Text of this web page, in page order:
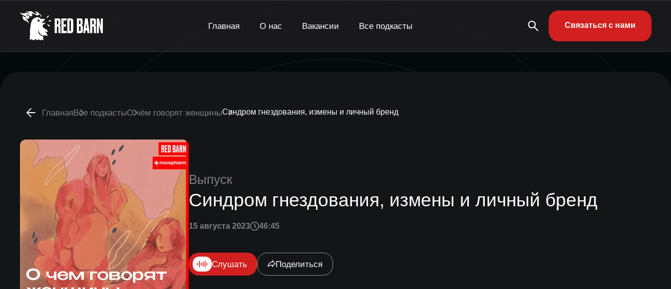
Главная О нас Вакансии Все подкасты Связаться с нами
ГлавнаяВсе подкастыО чём говорят женщиныСиндром гнездования, измены и личный бренд
Выпуск
Синдром гнездования, измены и личный бренд
15 августа 2023 46:45
Слушать Поделиться